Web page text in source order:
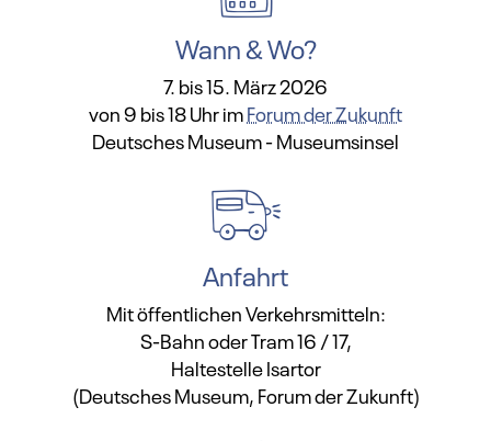
Wann & Wo?
7. bis 15. März 2026
von 9 bis 18 Uhr imForum der Zukunft
Deutsches Museum - Museumsinsel
Anfahrt
Mit öffentlichen Verkehrsmitteln:
S-Bahn oder Tram 16 / 17,
Haltestelle Isartor
(Deutsches Museum, Forum der Zukunft)